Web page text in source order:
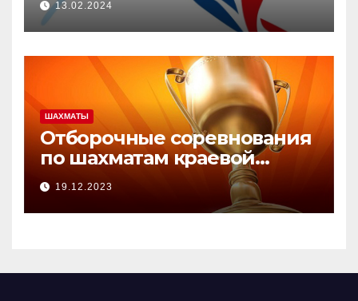
13.02.2024
ШАХМАТЫ
Отборочные соревнования
по шахматам краевой
зимней Олимпиады.
19.12.2023